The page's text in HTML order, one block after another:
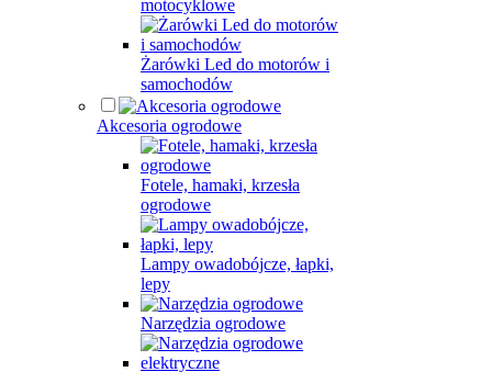
motocyklowe
Żarówki Led do motorów i
samochodów
Akcesoria ogrodowe
Fotele, hamaki, krzesła
ogrodowe
Lampy owadobójcze, łapki,
lepy
Narzędzia ogrodowe